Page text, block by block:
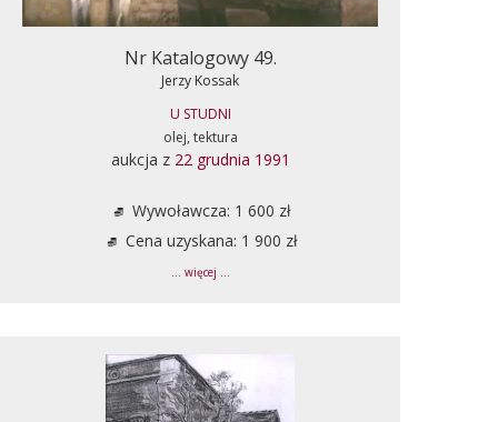
Nr Katalogowy 49.
Jerzy Kossak
U STUDNI
olej, tektura
aukcja z 22 grudnia 1991
Wywoławcza: 1 600 zł
Cena uzyskana: 1 900 zł
... więcej ...